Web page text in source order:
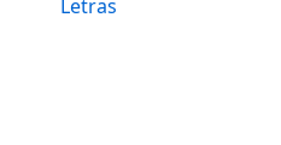
Letras